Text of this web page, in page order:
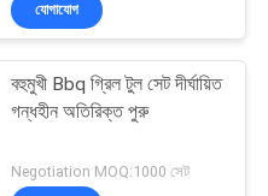
সরঞ্জাম
যোগাযোগ
বহুমুখী Bbq গ্রিল টুল সেট দীর্ঘায়িত
গন্ধহীন অতিরিক্ত পুরু
Negotiation MOQ:1000 সেট